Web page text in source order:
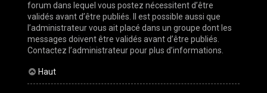
forum dans lequel vous postez nécessitent d’être
validés avant d’être publiés. Il est possible aussi que
l’administrateur vous ait placé dans un groupe dont les
messages doivent être validés avant d’être publiés.
Contactez l’administrateur pour plus d’informations.
Haut